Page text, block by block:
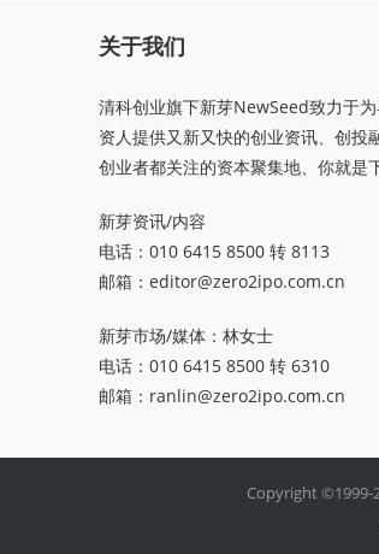
关于我们
清科创业旗下新芽NewSeed致力于
资人提供又新又快的创业资讯、创投
创业者都关注的资本聚集地、你就是
新芽资讯/内容
电话：010 6415 8500 转 8113
邮箱： editor@zero2ipo.com.cn
新芽市场/媒体：林女士
电话：010 6415 8500 转 6310
邮箱： ranlin@zero2ipo.com.cn
Copyright ©1999-